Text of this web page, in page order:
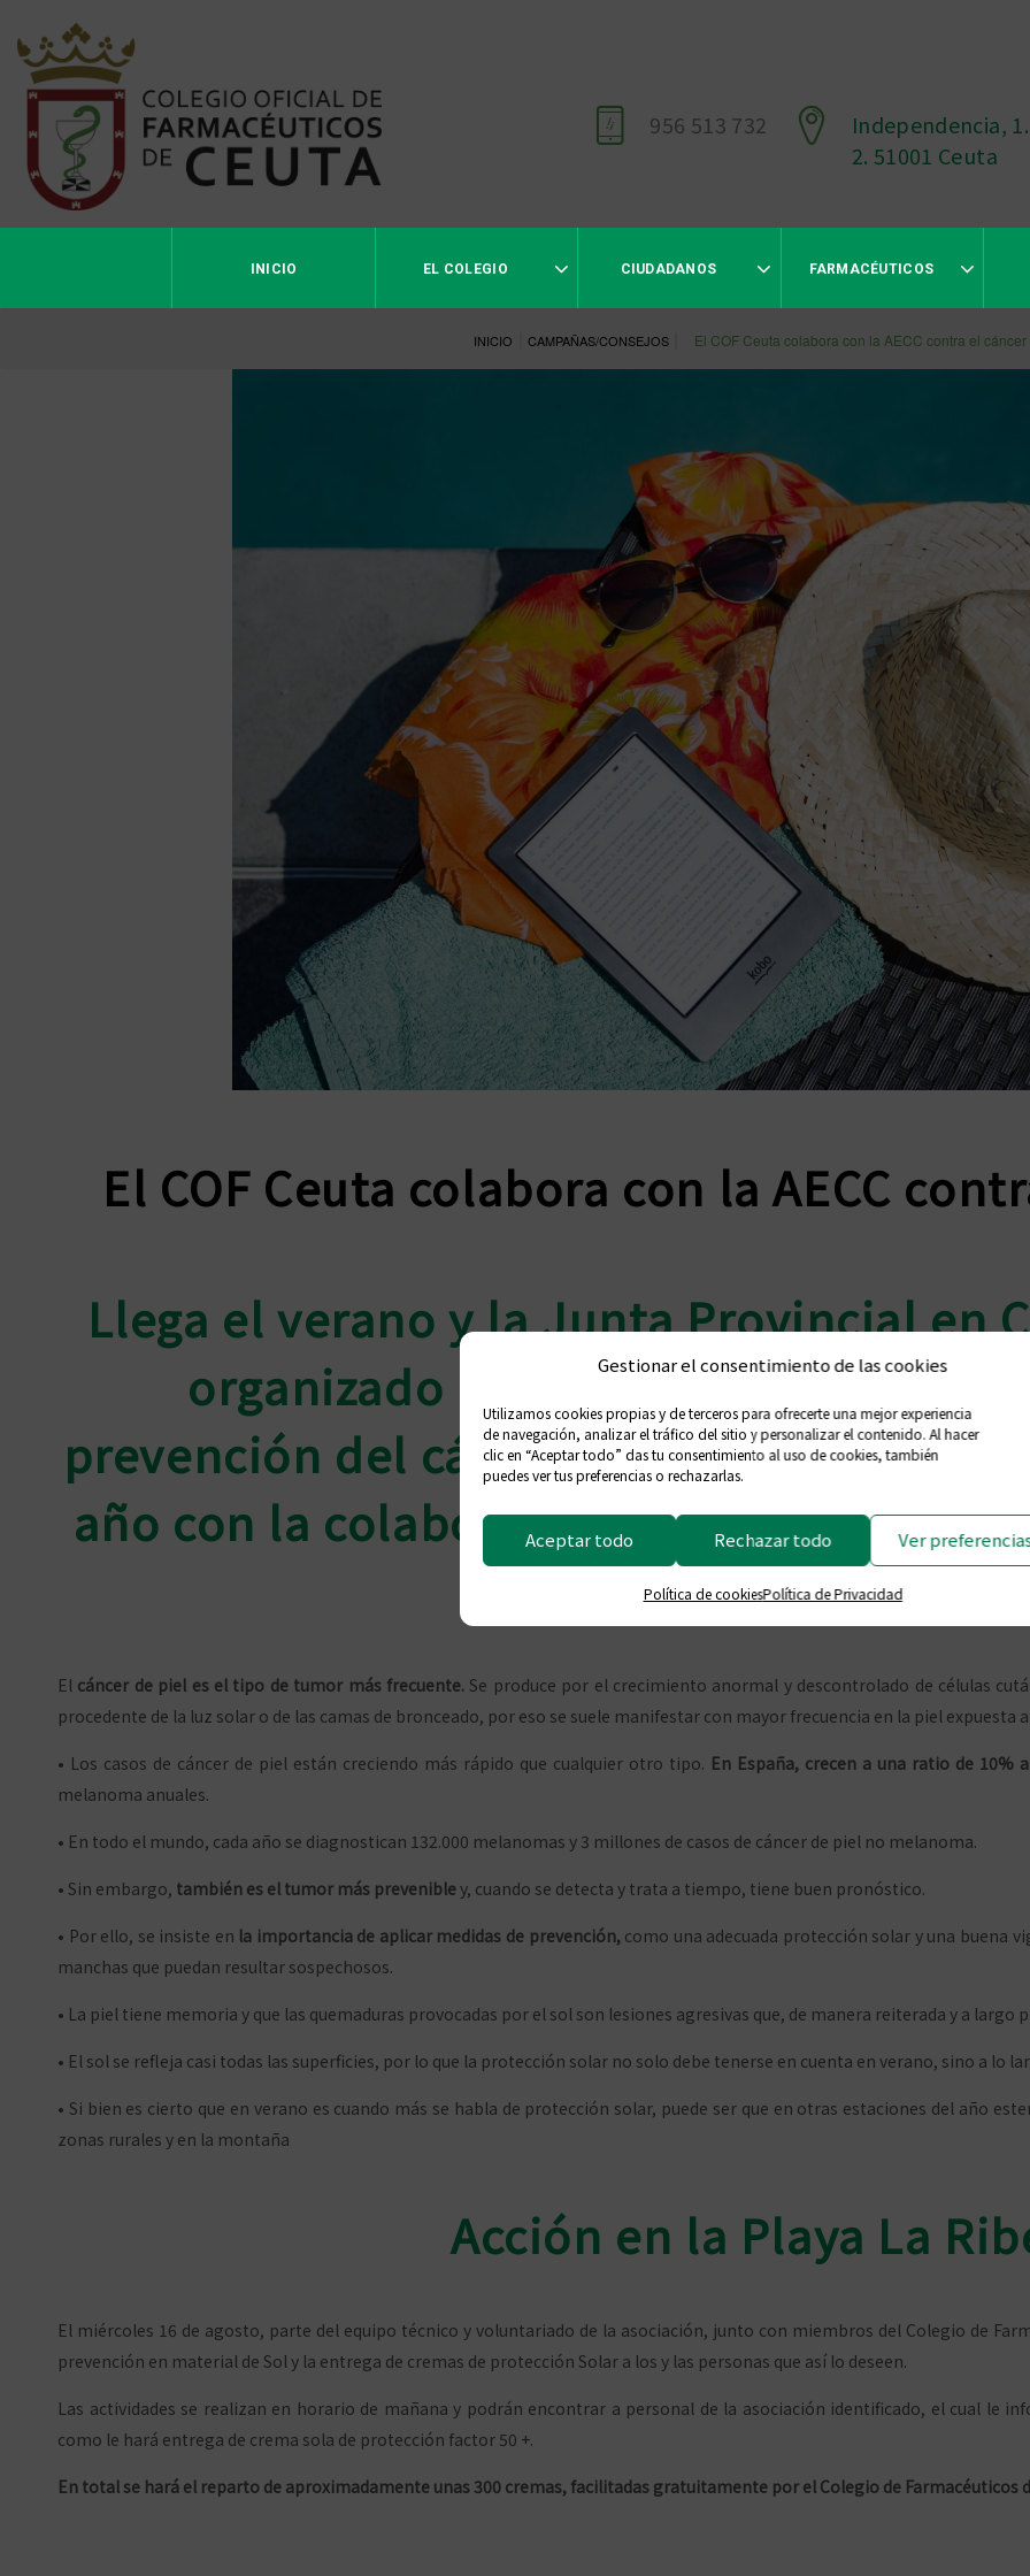
Gestionar el consentimiento de las cookies
Utilizamos cookies propias y de terceros para ofrecerte una mejor experiencia
de navegación, analizar el tráfico del sitio y personalizar el contenido. Al hacer
clic en “Aceptar todo” das tu consentimiento al uso de cookies, también
puedes ver tus preferencias o rechazarlas.
Aceptar todo Rechazar todo Ver
Política de cookiesPolítica de Privacidad
956 513 732
Independencia,
2. 51001 Ceuta
INICIO EL COLEGIO CIUDADANOS FARMACÉUTICOS
INICIO CAMPAÑAS/CONSEJOS El COF Ceuta colabora con la AECC contra el
El COF Ceuta colabora con la AECC
Llega el verano y la Junta Provincial en
organizado la siguiente actividad,
prevención del cáncer de Piel en la
año con la colaboración del Colegio
de la Ciudad
El cáncer de piel es el tipo de tumor más frecuente. Se produce por el crecimiento anormal y descontrolado de células
procedente de la luz solar o de las camas de bronceado, por eso se suele manifestar con mayor frecuencia en la piel expuesta
• Los casos de cáncer de piel están creciendo más rápido que cualquier otro tipo. En España, crecen a una ratio de 10%
melanoma anuales.
• En todo el mundo, cada año se diagnostican 132.000 melanomas y 3 millones de casos de cáncer de piel no melanoma.
• Sin embargo, también es el tumor más prevenibley, cuando se detecta y trata a tiempo, tiene buen pronóstico.
• Por ello, se insiste en la importancia de aplicar medidas de prevención,como una adecuada protección solar y una buena
manchas que puedan resultar sospechosos.
• La piel tiene memoria y que las quemaduras provocadas por el sol son lesiones agresivas que, de manera reiterada y a largo
• El sol se refleja casi todas las superficies, por lo que la protección solar no solo debe tenerse en cuenta en verano, sino a lo
• Si bien es cierto que en verano es cuando más se habla de protección solar, puede ser que en otras estaciones del año
zonas rurales y en la montaña
Acción en la Playa La
El miércoles 16 de agosto, parte del equipo técnico y voluntariado de la asociación, junto con miembros del Colegio de
prevención en material de Sol y la entrega de cremas de protección Solar a los y las personas que así lo deseen.
Las actividades se realizan en horario de mañana y podrán encontrar a personal de la asociación identificado, el cual le
como le hará entrega de crema sola de protección factor 50 +.
En total se hará el reparto de aproximadamente unas 300 cremas, facilitadas gratuitamente por el Colegio de Farmacéuticos